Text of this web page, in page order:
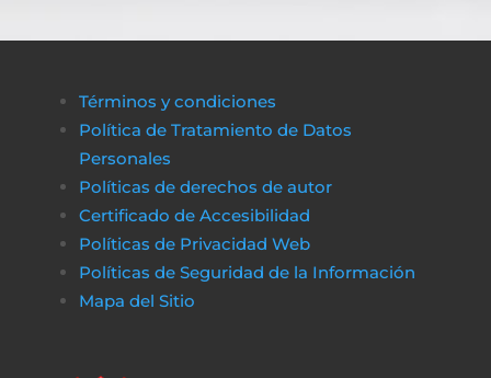
de financiamiento rápido y transparente,
administrativo pueda completarse sin
obstáculos económicos.
De la misma manera, en
jugadores pueden disfrutar de un entorno
de juego claro y sin complicaciones. Al igual
Términos y condiciones
Política de Tratamiento de Datos
Personales
Políticas de derechos de autor
Certificado de Accesibilidad
Políticas de Privacidad Web
Políticas de Seguridad de la Información
Mapa del Sitio